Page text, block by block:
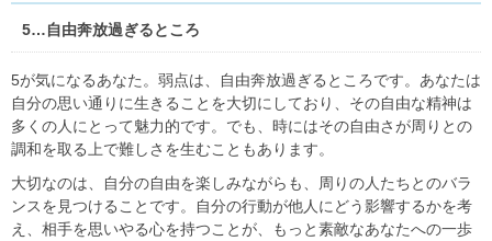
5…自由奔放過ぎるところ
5が気になるあなた。弱点は、自由奔放過ぎるところです。あなたは
自分の思い通りに生きることを大切にしており、その自由な精神は
多くの人にとって魅力的です。でも、時にはその自由さが周りとの
調和を取る上で難しさを生むこともあります。
大切なのは、自分の自由を楽しみながらも、周りの人たちとのバラ
ンスを見つけることです。自分の行動が他人にどう影響するかを考
え、相手を思いやる心を持つことが、もっと素敵なあなたへの一歩